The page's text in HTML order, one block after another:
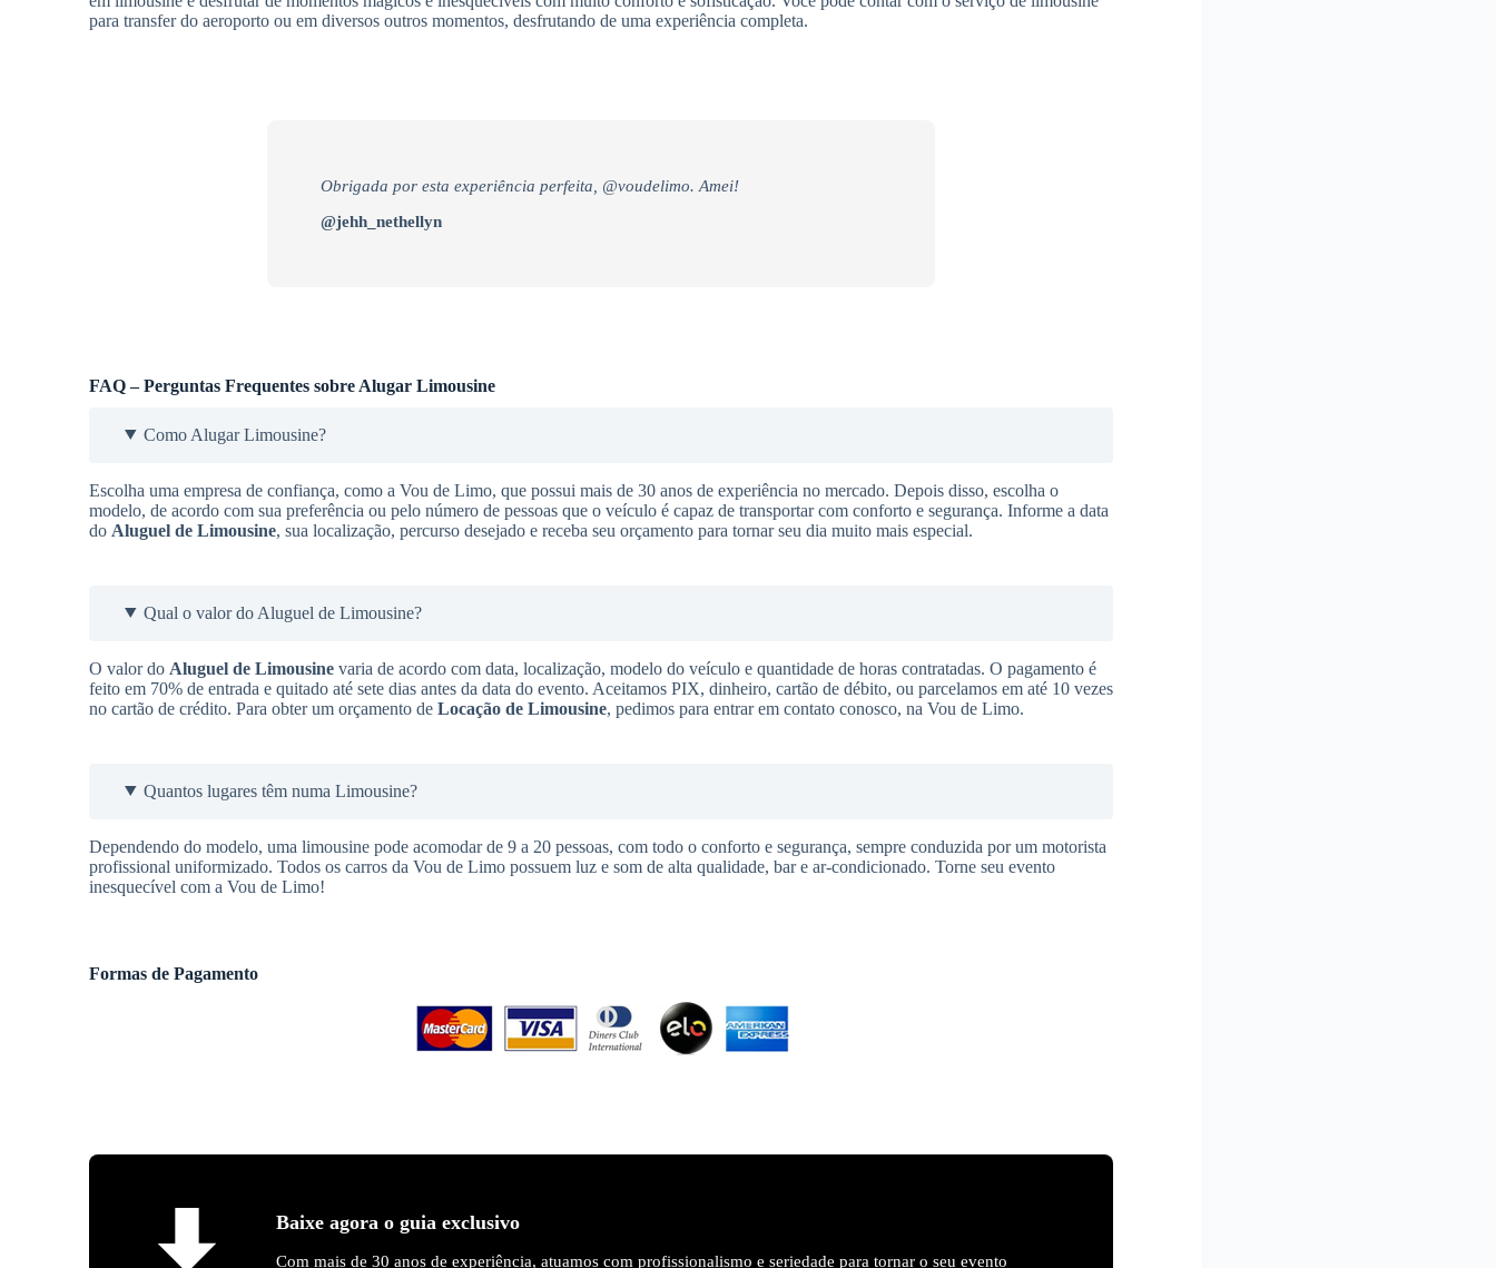
para transfer do aeroporto ou em diversos outros momentos, desfrutando de uma experiência completa.
Obrigada por esta experiência perfeita, @voudelimo. Amei!
@jehh_nethellyn
FAQ – Perguntas Frequentes sobre Alugar Limousine
Como Alugar Limousine?
Escolha uma empresa de confiança, como a Vou de Limo, que possui mais de 30 anos de experiência no mercado. Depois disso, escolha o
modelo, de acordo com sua preferência ou pelo número de pessoas que o veículo é capaz de transportar com conforto e segurança. Informe a data
do Aluguel de Limousine, sua localização, percurso desejado e receba seu orçamento para tornar seu dia muito mais especial.
Qual o valor do Aluguel de Limousine?
O valor do Aluguel de Limousine varia de acordo com data, localização, modelo do veículo e quantidade de horas contratadas. O pagamento é
feito em 70% de entrada e quitado até sete dias antes da data do evento. Aceitamos PIX, dinheiro, cartão de débito, ou parcelamos em até 10 vezes
no cartão de crédito. Para obter um orçamento de Locação de Limousine, pedimos para entrar em contato conosco, na Vou de Limo.
Quantos lugares têm numa Limousine?
Dependendo do modelo, uma limousine pode acomodar de 9 a 20 pessoas, com todo o conforto e segurança, sempre conduzida por um motorista
profissional uniformizado. Todos os carros da Vou de Limo possuem luz e som de alta qualidade, bar e ar-condicionado. Torne seu evento
inesquecível com a Vou de Limo!
Formas de Pagamento
Baixe agora o guia exclusivo
Com mais de 30 anos de experiência, atuamos com profissionalismo e seriedade para tornar o seu evento